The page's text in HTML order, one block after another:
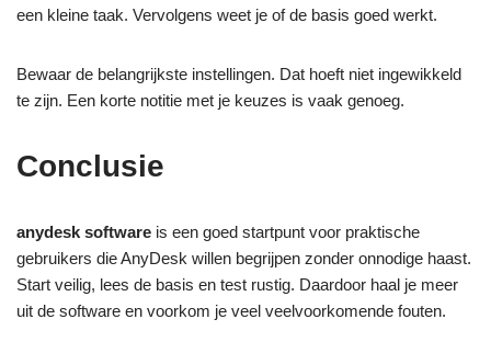
een kleine taak. Vervolgens weet je of de basis goed werkt.
Bewaar de belangrijkste instellingen. Dat hoeft niet ingewikkeld
te zijn. Een korte notitie met je keuzes is vaak genoeg.
Conclusie
anydesk software is een goed startpunt voor praktische
gebruikers die AnyDesk willen begrijpen zonder onnodige haast.
Start veilig, lees de basis en test rustig. Daardoor haal je meer
uit de software en voorkom je veel veelvoorkomende fouten.